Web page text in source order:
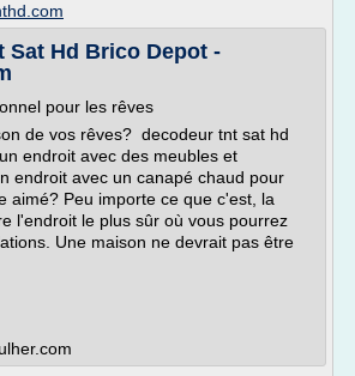
Sat Hd Brico Depot -
pour les rêves
de vos rêves? decodeur tnt sat hd
endroit avec des meubles et
endroit avec un canapé chaud pour
aimé? Peu importe ce que c'est, la
l'endroit le plus sûr où vous pourrez
Une maison ne devrait pas être